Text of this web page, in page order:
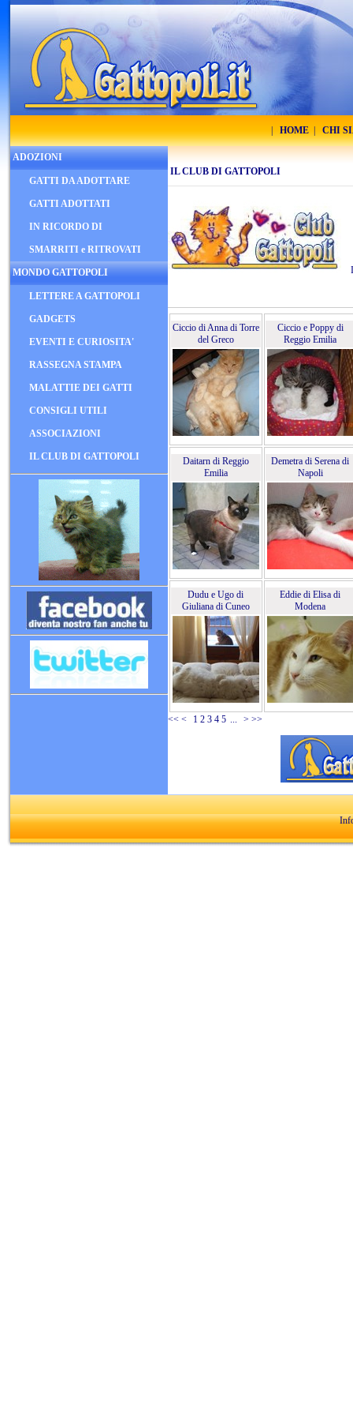
HOME CHI
ADOZIONI
GATTI DA ADOTTARE
GATTI ADOTTATI
IN RICORDO DI
SMARRITI e RITROVATI
MONDO GATTOPOLI
LETTERE A GATTOPOLI
GADGETS
EVENTI E CURIOSITA'
RASSEGNA STAMPA
MALATTIE DEI GATTI
CONSIGLI UTILI
ASSOCIAZIONI
IL CLUB DI GATTOPOLI
IL CLUB DI GATTOPOLI
Ciccio di Anna di Torre
del Greco
Ciccio e Poppy di
Reggio Emilia
Daitarn di Reggio
Emilia
Demetra di Serena di
Napoli
Dudu e Ugo di
Giuliana di Cuneo
Eddie di Elisa di
Modena
<< < 1 2 3 4 5 ... > >>